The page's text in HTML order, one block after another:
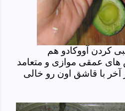
کردن آووکادو هم
های عمقی موازی و متعامد
آخر با قاشق اون رو خالی